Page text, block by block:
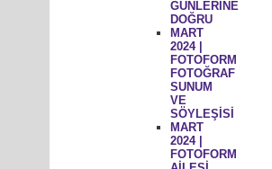
GÜNLERİNE
DOĞRU
MART
2024 |
FOTOFORM
FOTOĞRAF
SUNUM
VE
SÖYLEŞİSİ
MART
2024 |
FOTOFORM